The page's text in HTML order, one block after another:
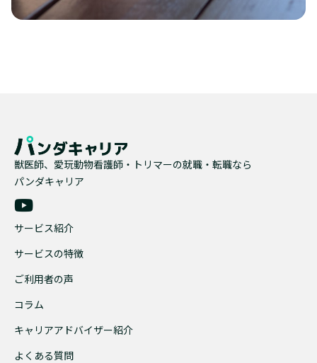
獣医師、愛玩動物看護師・トリマーの就職・転職なら
パンダキャリア
サービス紹介
サービスの特徴
ご利用者の声
コラム
キャリアアドバイザー紹介
よくある質問